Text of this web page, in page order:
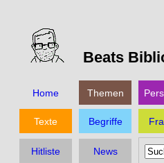
Beats
Home Themen
Texte Begriffe
Hitliste News